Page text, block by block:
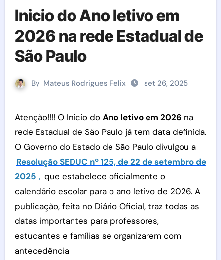
Inicio do Ano letivo em
2026 na rede Estadual de
São Paulo
By Mateus Rodrigues Felix set 26, 2025
Atenção!!!! O Inicio do Ano letivo em 2026 na
rede Estadual de São Paulo já tem data definida.
O Governo do Estado de São Paulo divulgou a
Resolução SEDUC nº 125, de 22 de setembro de
2025 , que estabelece oficialmente o
calendário escolar para o ano letivo de 2026. A
publicação, feita no Diário Oficial, traz todas as
datas importantes para professores,
estudantes e famílias se organizarem com
antecedência